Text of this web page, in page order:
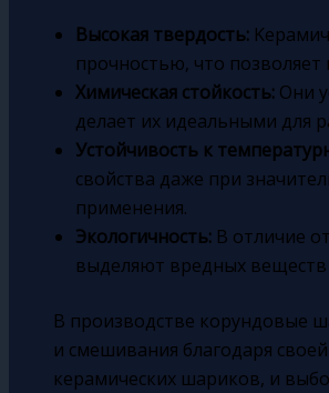
Высокая твердость:
прочностью, что
Химическая стойкость: Они
делает их идеальными для
Устойчивость к
свойства даже при
применения.
Экологичность: В отличие
выделяют вредных
В производстве корундовые
и смешивания благодаря
керамических шариков, и